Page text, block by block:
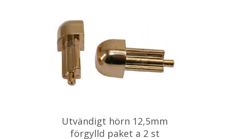
Utvändigt hörn 12,5mm
förgylld paket a 2 st